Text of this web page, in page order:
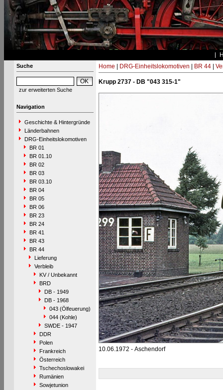
Suche
zur erweiterten Suche
Navigation
Geschichte & Hintergründe
Länderbahnen
DRG-Einheitslokomotiven
BR 01
BR 01.10
BR 02
BR 03
BR 03.10
BR 04
BR 05
BR 06
BR 23
BR 24
BR 41
BR 43
BR 44
Lieferung
Verbleib
KV / Unbekannt
BRD
DB - 1949
DB - 1968
043 (Ölfeuerung)
044 (Kohle)
SWDE - 1947
DDR
Polen
Frankreich
Österreich
Tschechoslowakei
Rumänien
Sowjetunion
Home DRG-Einheitslokomotiven BR 44|
Krupp 2737 - DB "043 315-1"
10.06.1972 - Aschendorf